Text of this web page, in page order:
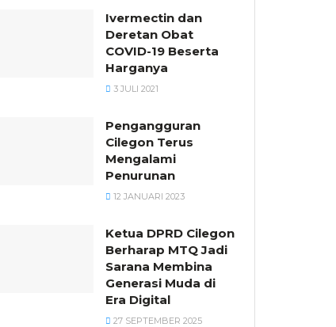
Ivermectin dan
Deretan Obat
COVID-19 Beserta
Harganya
3 JULI 2021
Pengangguran
Cilegon Terus
Mengalami
Penurunan
12 JANUARI 2023
Ketua DPRD Cilegon
Berharap MTQ Jadi
Sarana Membina
Generasi Muda di
Era Digital
27 SEPTEMBER 2025